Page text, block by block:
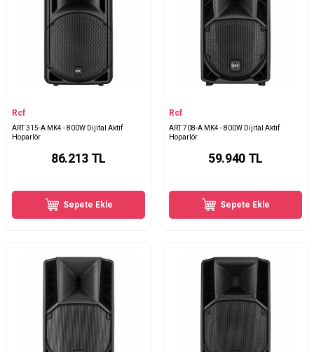
Rcf
ART 315-A MK4 - 800W Dijital Aktif
Hoparlör
86.213TL
Sepete Ekle
Rcf
ART 708-A MK4 - 800W Dijital Aktif
Hoparlör
59.940TL
Sepete Ekle